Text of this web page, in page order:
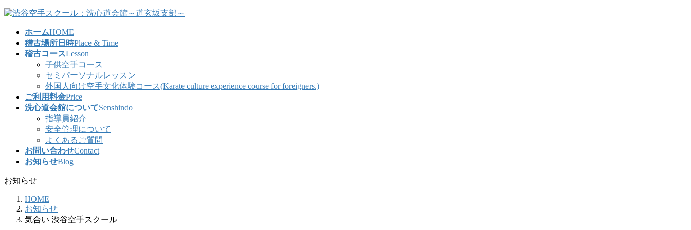
コ
ナ
ホームHOME
稽古場所日時Place & Time
稽古コースLesson
子供空手コース
セミパーソナルレッスン
外国人向け空手文化体験コース(Karate culture experience course for foreigners.)
ご利用料金Price
洗心道会館についてSenshindo
指導員紹介
安全管理について
よくあるご質問
お問い合わせContact
お知らせBlog
お知らせ
HOME
お知らせ
気合い 渋谷空手スクール